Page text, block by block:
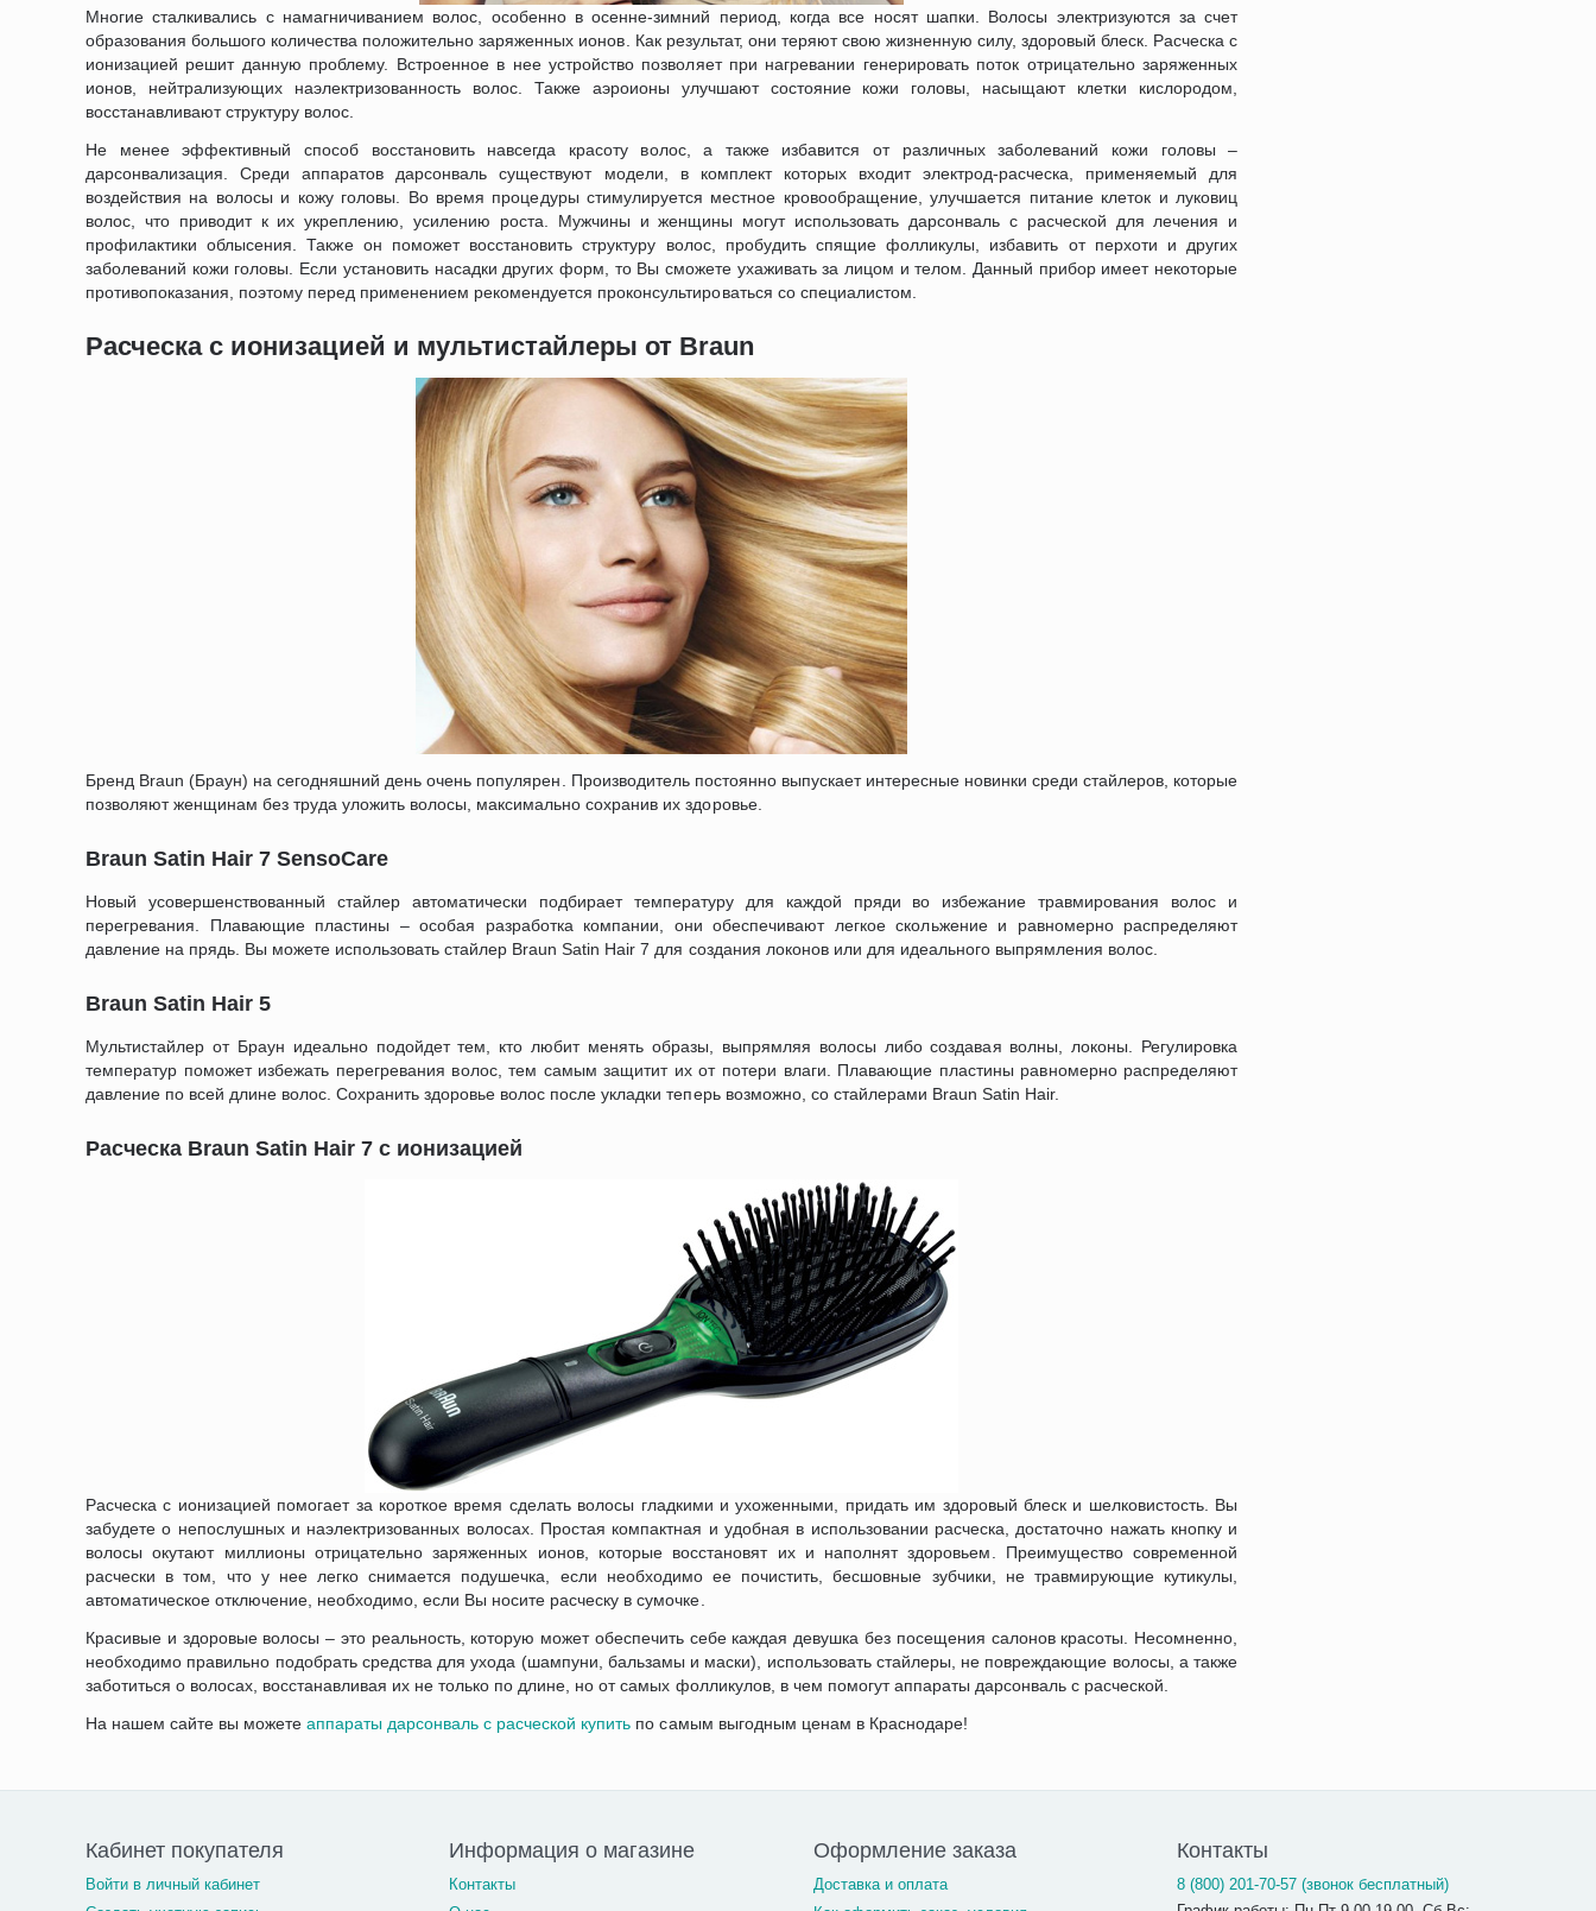
Многие сталкивались с намагничиванием волос, особенно в осенне-зимний период, когда все носят шапки. Волосы электризуются за счет
образования большого количества положительно заряженных ионов. Как результат, они теряют свою жизненную силу, здоровый блеск. Расческа с
ионизацией решит данную проблему. Встроенное в нее устройство позволяет при нагревании генерировать поток отрицательно заряженных
ионов, нейтрализующих наэлектризованность волос. Также аэроионы улучшают состояние кожи головы, насыщают клетки кислородом,
восстанавливают структуру волос.
Не менее эффективный способ восстановить навсегда красоту волос, а также избавится от различных заболеваний кожи головы –
дарсонвализация. Среди аппаратов дарсонваль существуют модели, в комплект которых входит электрод-расческа, применяемый для
воздействия на волосы и кожу головы. Во время процедуры стимулируется местное кровообращение, улучшается питание клеток и луковиц
волос, что приводит к их укреплению, усилению роста. Мужчины и женщины могут использовать дарсонваль с расческой для лечения и
профилактики облысения. Также он поможет восстановить структуру волос, пробудить спящие фолликулы, избавить от перхоти и других
заболеваний кожи головы. Если установить насадки других форм, то Вы сможете ухаживать за лицом и телом. Данный прибор имеет некоторые
противопоказания, поэтому перед применением рекомендуется проконсультироваться со специалистом.
Расческа с ионизацией и мультистайлеры от Braun
Бренд Braun (Браун) на сегодняшний день очень популярен. Производитель постоянно выпускает интересные новинки среди стайлеров, которые
позволяют женщинам без труда уложить волосы, максимально сохранив их здоровье.
Braun Satin Hair 7 SensoCare
Новый усовершенствованный стайлер автоматически подбирает температуру для каждой пряди во избежание травмирования волос и
перегревания. Плавающие пластины – особая разработка компании, они обеспечивают легкое скольжение и равномерно распределяют
давление на прядь. Вы можете использовать стайлер Braun Satin Hair 7 для создания локонов или для идеального выпрямления волос.
Braun Satin Hair 5
Мультистайлер от Браун идеально подойдет тем, кто любит менять образы, выпрямляя волосы либо создавая волны, локоны. Регулировка
температур поможет избежать перегревания волос, тем самым защитит их от потери влаги. Плавающие пластины равномерно распределяют
давление по всей длине волос. Сохранить здоровье волос после укладки теперь возможно, со стайлерами Braun Satin Hair.
Расческа Braun Satin Hair 7 с ионизацией
Расческа с ионизацией помогает за короткое время сделать волосы гладкими и ухоженными, придать им здоровый блеск и шелковистость. Вы
забудете о непослушных и наэлектризованных волосах. Простая компактная и удобная в использовании расческа, достаточно нажать кнопку и
волосы окутают миллионы отрицательно заряженных ионов, которые восстановят их и наполнят здоровьем. Преимущество современной
расчески в том, что у нее легко снимается подушечка, если необходимо ее почистить, бесшовные зубчики, не травмирующие кутикулы,
автоматическое отключение, необходимо, если Вы носите расческу в сумочке.
Красивые и здоровые волосы – это реальность, которую может обеспечить себе каждая девушка без посещения салонов красоты. Несомненно,
необходимо правильно подобрать средства для ухода (шампуни, бальзамы и маски), использовать стайлеры, не повреждающие волосы, а также
заботиться о волосах, восстанавливая их не только по длине, но от самых фолликулов, в чем помогут аппараты дарсонваль с расческой.
На нашем сайте вы можетеаппараты дарсонваль с расческой купить по самым выгодным ценам в Краснодаре!
Кабинет покупателя
Войти в личный кабинет
Информация о магазине
Контакты
Оформление заказа
Доставка и оплата
Контакты
8 (800) 201-70-57 (звонок бесплатный)